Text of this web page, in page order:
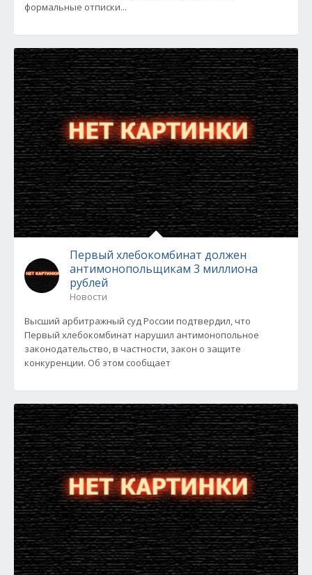
формальные отписки...
Первый хлебокомбинат должен
антимонопольщикам 3 миллиона
рублей
Новости
Высший арбитражный суд России подтвердил, что
Первый хлебокомбинат нарушил антимонопольное
законодательство, в частности, закон о защите
конкуренции. Об этом сообщает